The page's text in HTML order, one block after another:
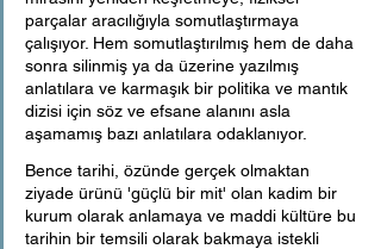
parçalar aracılığıyla somutlaştırmaya
çalışıyor. Hem somutlaştırılmış hem de daha
sonra silinmiş ya da üzerine yazılmış
anlatılara ve karmaşık bir politika ve mantık
dizisi için söz ve efsane alanını asla
aşamamış bazı anlatılara odaklanıyor.
Bence tarihi, özünde gerçek olmaktan
ziyade ürünü 'güçlü bir mit' olan kadim bir
kurum olarak anlamaya ve maddi kültüre bu
tarihin bir temsili olarak bakmaya istekli